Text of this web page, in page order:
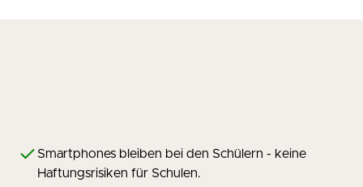
Smartphones bleiben bei den Schülern - keine
Haftungsrisiken für Schulen.